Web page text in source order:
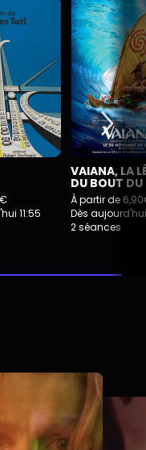
11:55
VAIANA, LA
DU BOUT
À partir de
Dès
2 séances